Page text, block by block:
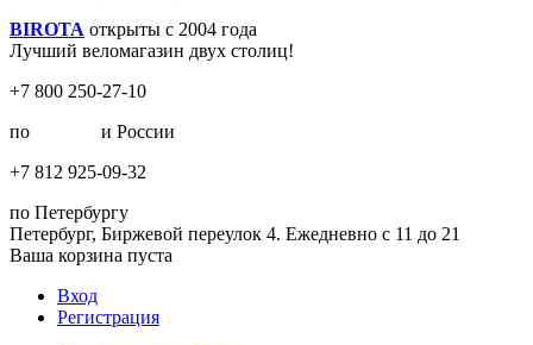
BIROTA открыты с 2004 года
Лучший веломагазин двух столиц!
+7 800 250-27-10
по
и России
+7 812 925-09-32
по Петербургу
Петербург, Биржевой переулок 4. Ежедневно с 11 до 21
Ваша корзина пуста
Вход
Регистрация